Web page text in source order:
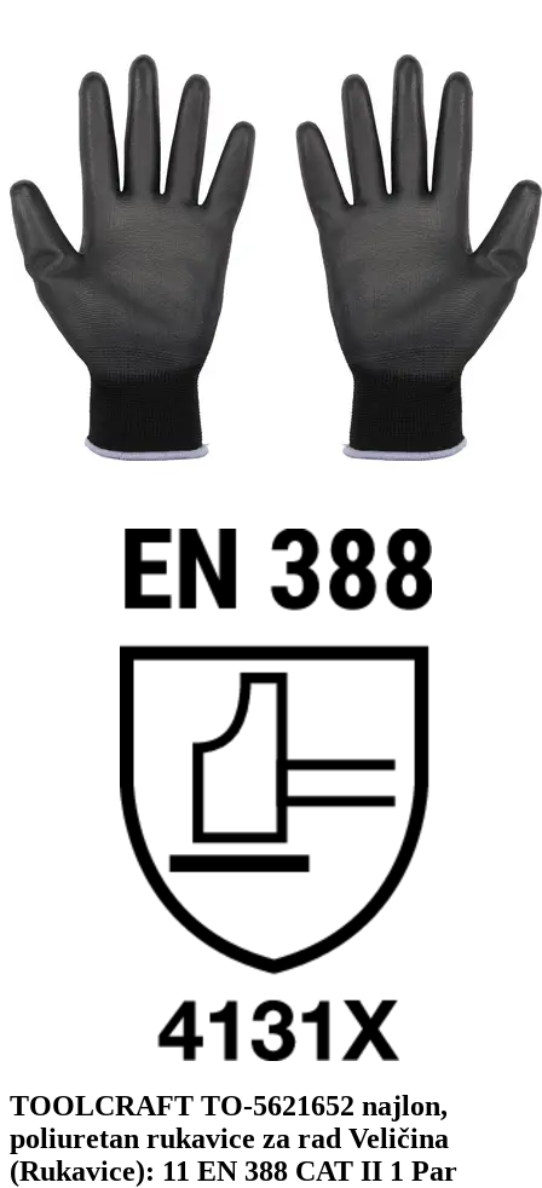
TOOLCRAFT TO-5621652 najlon,
poliuretan rukavice za rad Veličina
(Rukavice): 11 EN 388 CAT II 1 Par